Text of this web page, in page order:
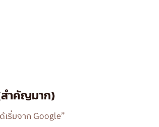
สำคัญมาก)
ริ่มจาก Google”